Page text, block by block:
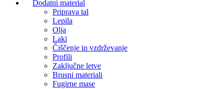
Dodatni material
Priprava tal
Lepila
Olja
Laki
Čiščenje in vzdrževanje
Profili
Zaključne letve
Brusni materiali
Fugirne mase